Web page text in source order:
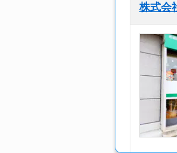
株式会